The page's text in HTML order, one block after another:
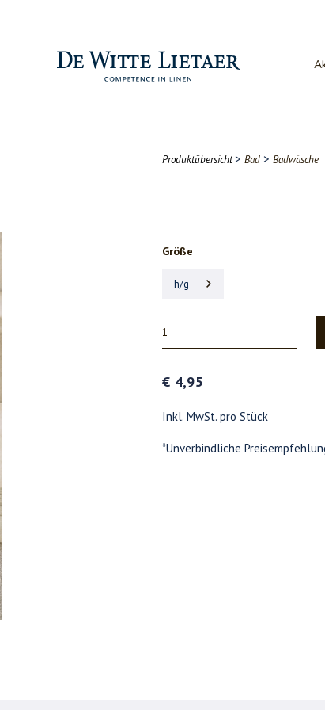
Produktübersicht > Bad > Badwäsche
Größe
h/g
€ 4,95
Inkl. MwSt. pro Stück
*Unverbindliche